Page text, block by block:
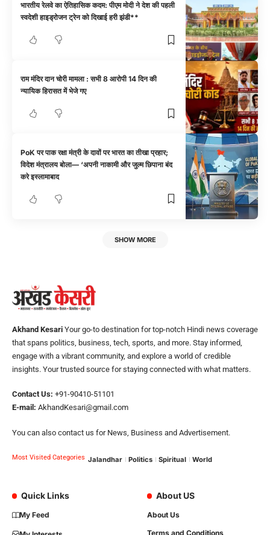
भारतीय रेलवे का ऐतिहासिक कदम: पीएम मोदी ने देश की पहली
स्वदेशी हाइड्रोजन ट्रेन को दिखाई हरी झंडी**
राम मंदिर दान चोरी मामला : सभी 8 आरोपी 14 दिन की
न्यायिक हिरासत में भेजे गए
PoK पर पाक रक्षा मंत्री के दावों पर भारत का तीखा प्रहार;
विदेश मंत्रालय बोला— ‘अपनी नाकामी और जुल्म छिपाना बंद
करे इस्लामाबाद
SHOW MORE
Akhand Kesari Your go-to destination for top-notch Hindi news coverage
that spans politics, business, tech, sports, and more. Stay informed,
engage with a vibrant community, and explore a world of credible
insights. Your trusted source for staying connected with what matters.
Contact Us: +91-90410-51101
E-mail: AkhandKesari@gmail.com
You can also contact us for News, Business and Advertisement.
Most Visited Categories Jalandhar Politics Spiritual World
Quick Links
My Feed
About US
About Us
Terms and Conditions